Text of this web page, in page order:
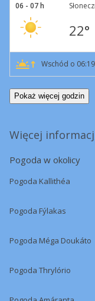
06 - 07 h
22°
Wschód o 06:19
Pokaż więcej godzin
Więcej
Pogoda w okolicy
Pogoda Kallithéa
Pogoda Fýlakas
Pogoda Méga Doukáto
Pogoda Thrylório